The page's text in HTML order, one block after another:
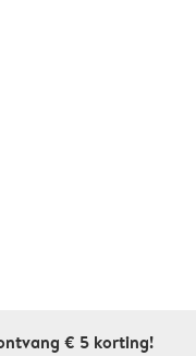
€ 5 korting!